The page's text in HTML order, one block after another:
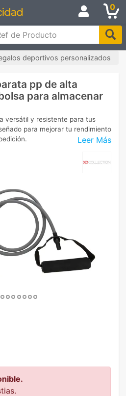
0
de Producto
deportivos personalizados
pp de alta
para almacenar
Leer Más
versátil y resistente para tus
para mejorar tu rendimiento